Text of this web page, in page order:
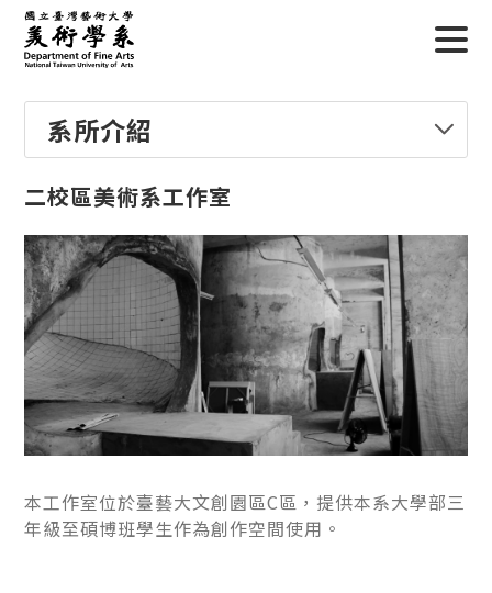
系所介紹
二校區美術系工作室
本工作室位於臺藝大文創園區C區，提供本系大學部三
年級至碩博班學生作為創作空間使用。